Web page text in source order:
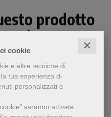
cookie ✕
e altre tecniche di
tua esperienza di
personalizzati e
saranno attivate
prodotto